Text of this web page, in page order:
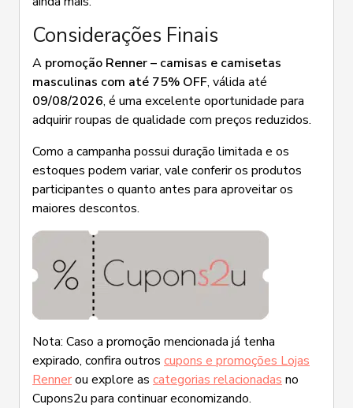
Considerações Finais
A promoção Renner – camisas e camisetas
masculinas com até 75% OFF, válida até
09/08/2026, é uma excelente oportunidade para
adquirir roupas de qualidade com preços reduzidos.
Como a campanha possui duração limitada e os
estoques podem variar, vale conferir os produtos
participantes o quanto antes para aproveitar os
maiores descontos.
Nota: Caso a promoção mencionada já tenha
expirado, confira outros cupons e promoções Lojas
Rennerou explore as categorias relacionadas no
Cupons2u para continuar economizando.